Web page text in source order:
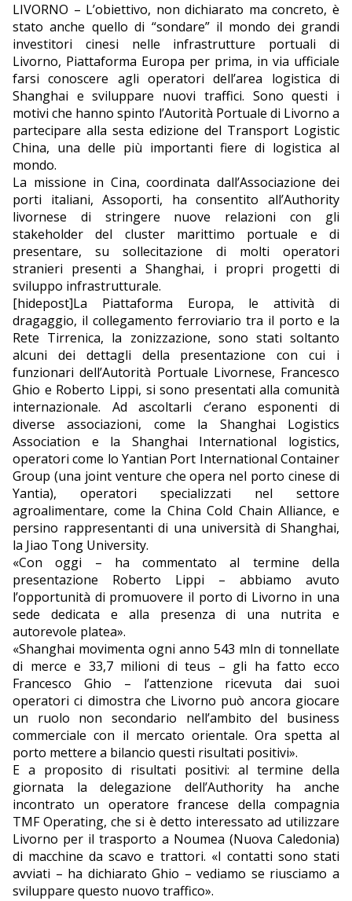
LIVORNO – L’obiettivo, non dichiarato ma concreto, è
stato anche quello di “sondare” il mondo dei grandi
investitori cinesi nelle infrastrutture portuali di
Livorno, Piattaforma Europa per prima, in via ufficiale
farsi conoscere agli operatori dell’area logistica di
Shanghai e sviluppare nuovi traffici. Sono questi i
motivi che hanno spinto l’Autorità Portuale di Livorno a
partecipare alla sesta edizione del Transport Logistic
China, una delle più importanti fiere di logistica al
mondo.
La missione in Cina, coordinata dall’Associazione dei
porti italiani, Assoporti, ha consentito all’Authority
livornese di stringere nuove relazioni con gli
stakeholder del cluster marittimo portuale e di
presentare, su sollecitazione di molti operatori
stranieri presenti a Shanghai, i propri progetti di
sviluppo infrastrutturale.
[hidepost]La Piattaforma Europa, le attività di
dragaggio, il collegamento ferroviario tra il porto e la
Rete Tirrenica, la zonizzazione, sono stati soltanto
alcuni dei dettagli della presentazione con cui i
funzionari dell’Autorità Portuale Livornese, Francesco
Ghio e Roberto Lippi, si sono presentati alla comunità
internazionale. Ad ascoltarli c’erano esponenti di
diverse associazioni, come la Shanghai Logistics
Association e la Shanghai International logistics,
operatori come lo Yantian Port International Container
Group (una joint venture che opera nel porto cinese di
Yantia), operatori specializzati nel settore
agroalimentare, come la China Cold Chain Alliance, e
persino rappresentanti di una università di Shanghai,
la Jiao Tong University.
«Con oggi – ha commentato al termine della
presentazione Roberto Lippi – abbiamo avuto
l’opportunità di promuovere il porto di Livorno in una
sede dedicata e alla presenza di una nutrita e
autorevole platea».
«Shanghai movimenta ogni anno 543 mln di tonnellate
di merce e 33,7 milioni di teus – gli ha fatto ecco
Francesco Ghio – l’attenzione ricevuta dai suoi
operatori ci dimostra che Livorno può ancora giocare
un ruolo non secondario nell’ambito del business
commerciale con il mercato orientale. Ora spetta al
porto mettere a bilancio questi risultati positivi».
E a proposito di risultati positivi: al termine della
giornata la delegazione dell’Authority ha anche
incontrato un operatore francese della compagnia
TMF Operating, che si è detto interessato ad utilizzare
Livorno per il trasporto a Noumea (Nuova Caledonia)
di macchine da scavo e trattori. «I contatti sono stati
avviati – ha dichiarato Ghio – vediamo se riusciamo a
sviluppare questo nuovo traffico».